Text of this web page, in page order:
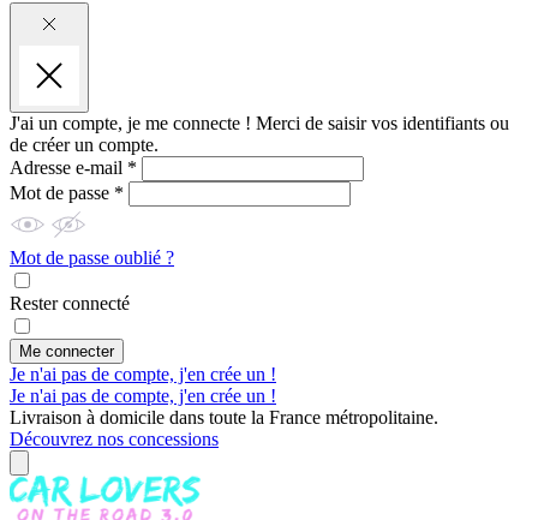
J'ai un compte, je me connecte ! Merci de saisir vos identifiants ou
de créer un compte.
Adresse e-mail *
Mot de passe *
Mot de passe oublié ?
Rester connecté
Me connecter
Je n'ai pas de compte, j'en crée un !
Je n'ai pas de compte, j'en crée un !
Livraison à domicile dans toute la France métropolitaine.
Découvrez nos concessions